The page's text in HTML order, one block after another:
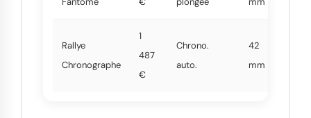
Rallye
Chronographe
1
487
€
Chrono.
auto.
42
mm